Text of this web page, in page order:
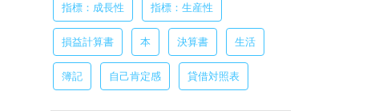
指標：成長性 指標：生産性
損益計算書 本 決算書 生活
簿記 自己肯定感 貸借対照表